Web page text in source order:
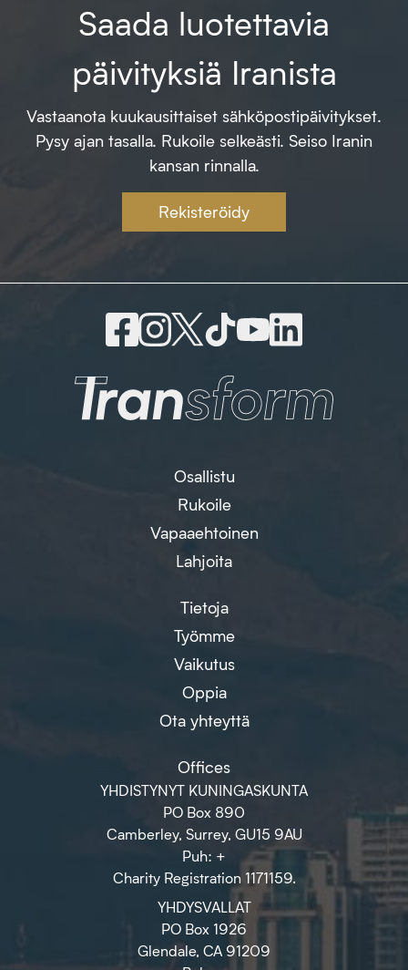
Saada luotettavia
päivityksiä Iranista
Vastaanota kuukausittaiset sähköpostipäivitykset.
Pysy ajan tasalla. Rukoile selkeästi. Seiso Iranin
kansan rinnalla.
Rekisteröidy
Osallistu
Rukoile
Vapaaehtoinen
Lahjoita
Tietoja
Työmme
Vaikutus
Oppia
Ota yhteyttä
Offices
YHDISTYNYT KUNINGASKUNTA
PO Box 890
Camberley, Surrey, GU15 9AU
Puh: +
Charity Registration 1171159.
YHDYSVALLAT
PO Box 1926
Glendale, CA 91209